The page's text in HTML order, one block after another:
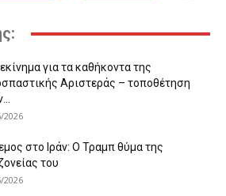
για τα καθήκοντα της
Αριστεράς – τοποθέτηση
2026
στο Ιράν: Ο Τραμπ θύμα της
του
2026